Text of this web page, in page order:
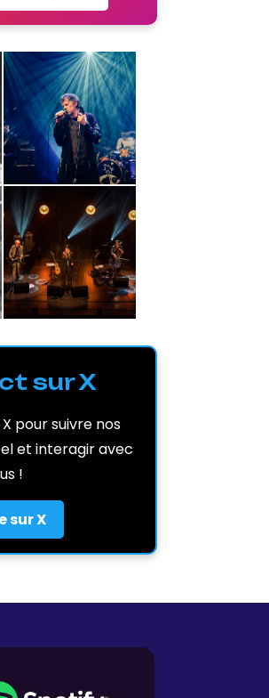
sur X
pour suivre nos
et interagir avec
!
sur X